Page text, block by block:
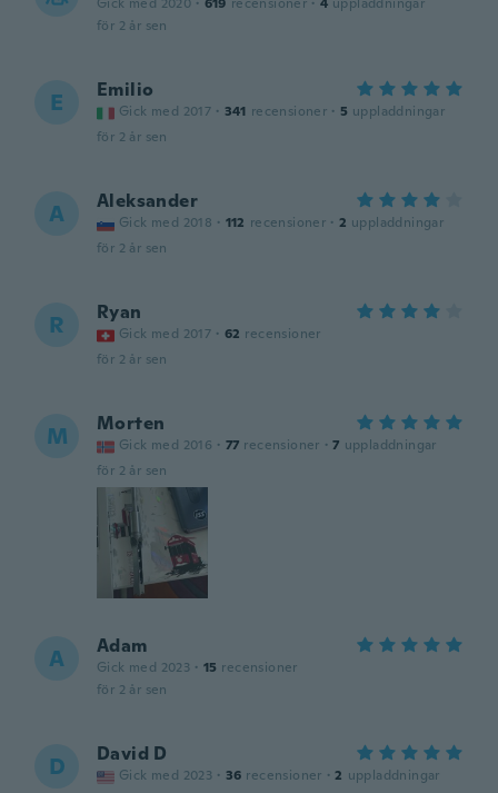
för 2 år sen
E Emilio
Gick med 2017 · 341 recensioner · 5 uppladdningar
för 2 år sen
A Aleksander
Gick med 2018 · 112 recensioner · 2 uppladdningar
för 2 år sen
R Ryan
Gick med 2017 · 62 recensioner
för 2 år sen
M Morten
Gick med 2016 · 77 recensioner · 7 uppladdningar
för 2 år sen
A Adam
Gick med 2023 · 15 recensioner
för 2 år sen
D David D
Gick med 2023 · 36 recensioner · 2 uppladdningar